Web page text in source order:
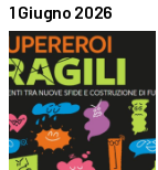
1 Giugno 2026